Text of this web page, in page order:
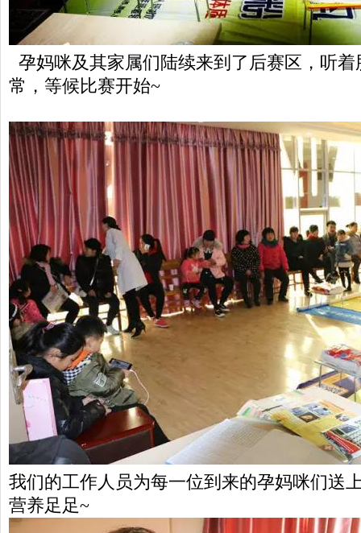
孕妈咪及其家属们陆续来到了后赛区，听
常，等候比赛开始~
我们的工作人员为每一位到来的孕妈咪们送
营养足足~